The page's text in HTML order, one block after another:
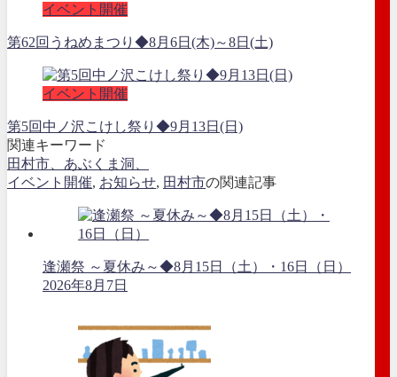
イベント開催
第62回うねめまつり◆8月6日(木)～8日(土)
イベント開催
第5回中ノ沢こけし祭り◆9月13日(日)
関連キーワード
田村市、あぶくま洞、
イベント開催, お知らせ, 田村市の関連記事
逢瀬祭 ～夏休み～◆8月15日（土）・16日（日）
2026年8月7日